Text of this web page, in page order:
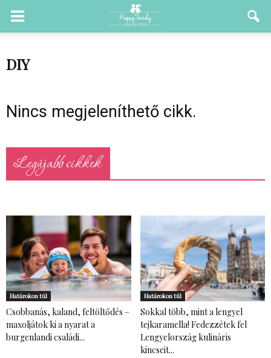
DIY
Nincs megjeleníthető cikk.
Legújabb cikkek
Határokon túl
Csobbanás, kaland, feltöltődés –
maxoljátok ki a nyarat a
burgenlandi családi...
Határokon túl
Sokkal több, mint a lengyel
tejkaramella! Fedezzétek fel
Lengyelország kulináris
kincseit...